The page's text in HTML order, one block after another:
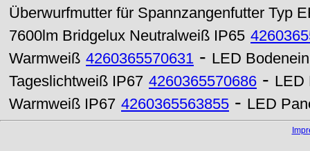
Überwurfmutter für Spannzangenfutter Typ
7600lm Bridgelux Neutralweiß IP65
Warmweiß 4260365570631 - LED
Tageslichtweiß IP67 4260365570686 - LED
Warmweiß IP67 4260365563855 - LED